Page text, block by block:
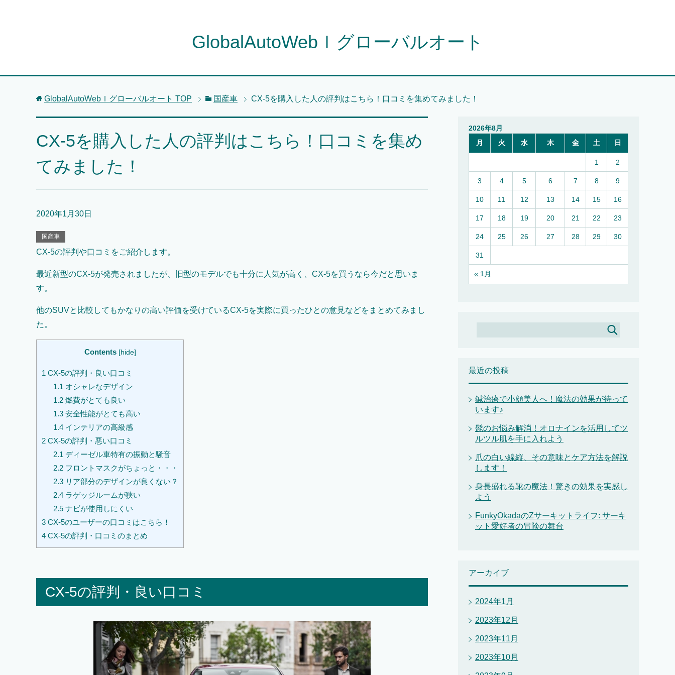
GlobalAutoWebｌグローバルオート
GlobalAutoWebｌグローバルオート TOP 国産車 CX-5を購入した人の評判はこちら！口コミを集めてみました！
CX-5を購入した人の評判はこちら！口コミを集め
てみました！
2020年1月30日
国産車
CX-5の評判や口コミをご紹介します。
最近新型のCX-5が発売されましたが、旧型のモデルでも十分に人気が高く、CX-5を買うなら今だと思いま
す。
他のSUVと比較してもかなりの高い評価を受けているCX-5を実際に買ったひとの意見などをまとめてみまし
た。
Contents [hide]
1 CX-5の評判・良い口コミ
1.1 オシャレなデザイン
1.2燃費がとても良い
1.3安全性能がとても高い
1.4インテリアの高級感
2 CX-5の評判・悪い口コミ
2.1 ディーゼル車特有の振動と騒音
2.2フロントマスクがちょっと・・・
2.3リア部分のデザインが良くない？
2.4ラゲッジルームが狭い
2.5ナビが使用しにくい
3 CX-5のユーザーの口コミはこちら！
4 CX-5の評判・口コミのまとめ
CX-5の評判・良い口コミ
2026年8月
月
火 水 木 金 土 日
« 1月
1 2
3 4 5 6 7 8 9
10 11 12 13 14 15 16
17 18 19 20 21 22 23
24 25 26 27 28 29 30
31
最近の投稿
鍼治療で小顔美人へ！魔法の効果が待って
います♪
髭のお悩み解消！オロナインを活用してツ
ルツル肌を手に入れよう
爪の白い線縦、その意味とケア方法を解説
します！
身長盛れる靴の魔法！驚きの効果を実感し
よう
FunkyOkadaのZサーキットライフ: サーキ
ット愛好者の冒険の舞台
アーカイブ
2024年1月
2023年12月
2023年11月
2023年10月